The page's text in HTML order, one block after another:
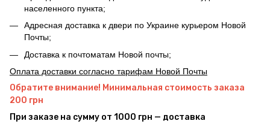
населенного пункта;
Адресная доставка к двери по Украине курьером Новой
Почты;
Доставка к почтоматам Новой почты;
Оплата доставки согласно тарифам Новой Почты
Обратите внимание! Минимальная стоимость заказа
200 грн
При заказе на сумму от 1000 грн — доставка